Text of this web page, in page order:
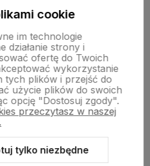
cookie
im technologie
działanie strony i
ofertę do Twoich
wykorzystanie
tych plików i przejść do
użycie plików do swoich
opcję "Dostosuj zgody".
przeczytasz w naszej
tylko niezbędne